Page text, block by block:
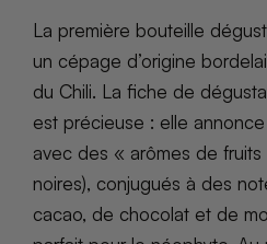
La première bouteille
un cépage d’origine
du Chili. La fiche de
est précieuse : elle
avec des « arômes de fruits
noires), conjugués à des
cacao, de chocolat et de